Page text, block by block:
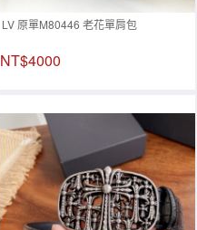
LV 原單M80446 老花單肩包
NT$4000